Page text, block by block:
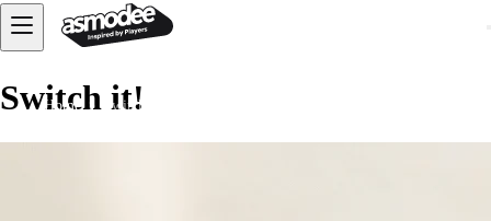
Home Switch it!
Switch it!